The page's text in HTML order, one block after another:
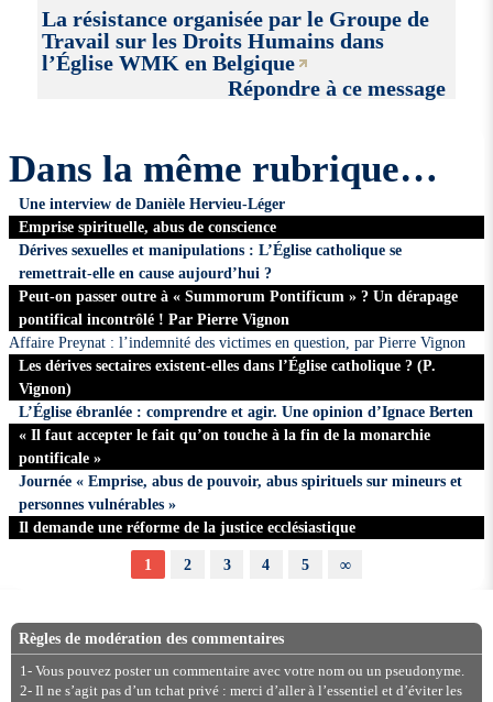
La résistance organisée par le Groupe de
Travail sur les Droits Humains dans
l’Église WMK en Belgique
Répondre à ce message
Dans la même rubrique…
Une interview de Danièle Hervieu-Léger
Emprise spirituelle, abus de conscience
Dérives sexuelles et manipulations : L’Église catholique se
remettrait-elle en cause aujourd’hui ?
Peut-on passer outre à « Summorum Pontificum » ? Un dérapage
pontifical incontrôlé ! Par Pierre Vignon
Affaire Preynat : l’indemnité des victimes en question, par Pierre Vignon
Les dérives sectaires existent-elles dans l’Église catholique ? (P.
Vignon)
L’Église ébranlée : comprendre et agir. Une opinion d’Ignace Berten
« Il faut accepter le fait qu’on touche à la fin de la monarchie
pontificale »
Journée « Emprise, abus de pouvoir, abus spirituels sur mineurs et
personnes vulnérables »
Il demande une réforme de la justice ecclésiastique
1 2 3 4 5 ∞
Règles de modération des commentaires
1- Vous pouvez poster un commentaire avec votre nom ou un pseudonyme.
2- Il ne s’agit pas d’un tchat privé : merci d’aller à l’essentiel et d’éviter les